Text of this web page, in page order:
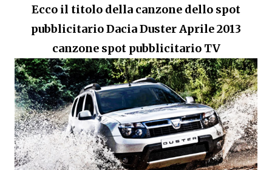
Ecco il titolo della canzone dello spot
pubblicitario Dacia Duster Aprile 2013
canzone spot pubblicitario TV